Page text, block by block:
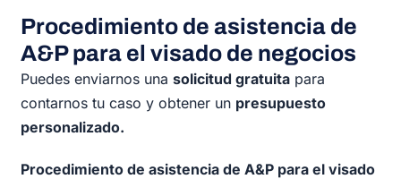
Procedimiento de asistencia de
A&P para el visado de negocios
Puedes enviarnos unasolicitud gratuita para
contarnos tu caso y obtener un presupuesto
personalizado.
Procedimiento de asistencia de A&P para el visado